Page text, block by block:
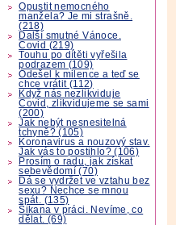
Opustit nemocného
manžela? Je mi strašně.
(218)
Další smutné Vánoce.
Covid (219)
Touhu po dítěti vyřešila
podrazem (109)
Odešel k milence a teď se
chce vrátit (112)
Když nás nezlikviduje
Covid, zlikvidujeme se sami
(200)
Jak nebýt nesnesitelná
tchyně? (105)
Koronavirus a nouzový stav.
Jak vás to postihlo? (106)
Prosím o radu, jak získat
sebevědomí (70)
Dá se vydržet ve vztahu bez
sexu? Nechce se mnou
spát. (135)
Šikana v práci. Nevíme, co
dělat. (69)